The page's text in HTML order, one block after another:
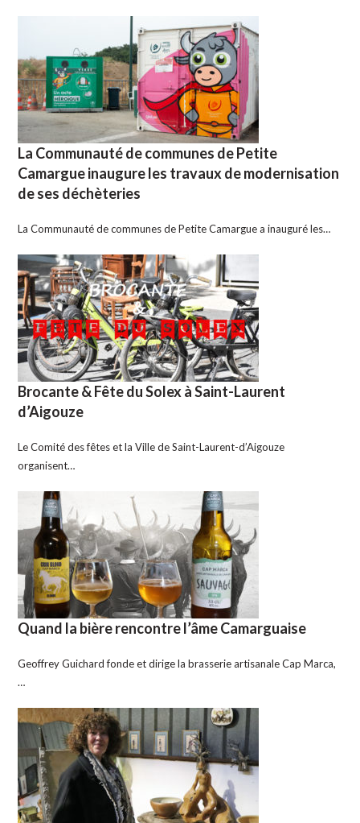
La Communauté de communes de Petite
Camargue inaugure les travaux de modernisation
de ses déchèteries
La Communauté de communes de Petite Camargue a inauguré les…
Brocante & Fête du Solex à Saint-Laurent
d’Aigouze
Le Comité des fêtes et la Ville de Saint-Laurent-d’Aigouze
organisent…
Quand la bière rencontre l’âme Camarguaise
Geoffrey Guichard fonde et dirige la brasserie artisanale Cap Marca,
…